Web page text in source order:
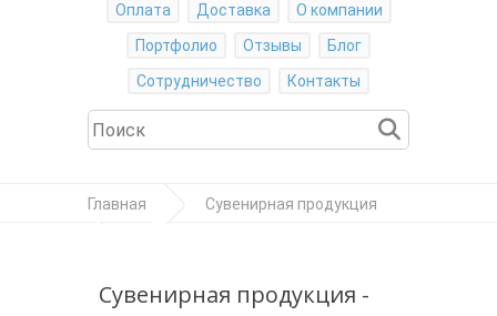
Оплата
Доставка
О компании
Портфолио
Отзывы
Блог
Сотрудничество
Контакты
Главная Сувенирная продукция
Сувенирная продукция -